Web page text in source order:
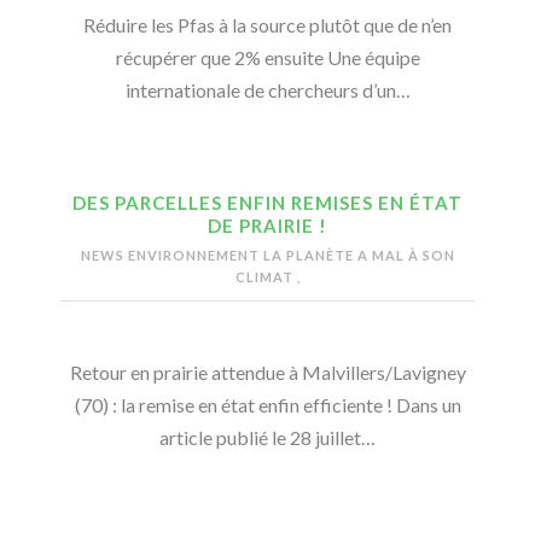
Réduire les Pfas à la source plutôt que de n’en
récupérer que 2% ensuite Une équipe
internationale de chercheurs d’un…
DES PARCELLES ENFIN REMISES EN ÉTAT
DE PRAIRIE !
NEWS ENVIRONNEMENT LA PLANÈTE A MAL À SON
CLIMAT
Retour en prairie attendue à Malvillers/Lavigney
(70) : la remise en état enfin efficiente ! Dans un
article publié le 28 juillet…